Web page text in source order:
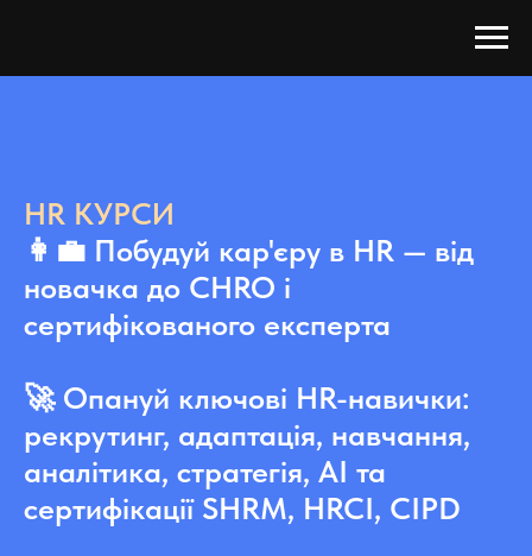
HR КУРСИ
👩‍💼 Побудуй кар'єру в HR — від
новачка до CHRO і
сертифікованого експерта
🚀 Опануй ключові HR-навички:
рекрутинг, адаптація, навчання,
аналітика, стратегія, AI та
сертифікації SHRM, HRCI, CIPD